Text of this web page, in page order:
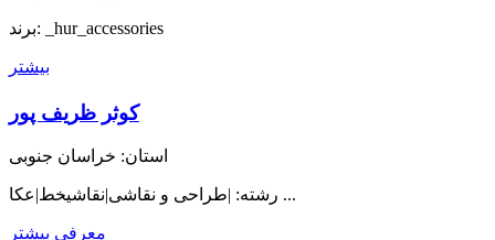
برند: _hur_accessories
بیشتر
کوثر ظریف پور
استان: خراسان جنوبی
رشته: |طراحی و نقاشی|نقاشیخط|عکا ...
معرفی بیشتر